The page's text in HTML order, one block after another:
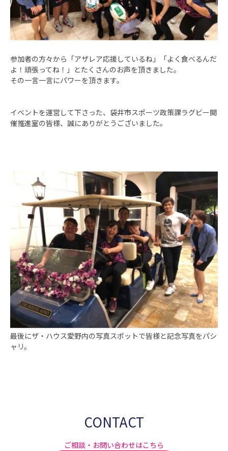
参加者の方々から「アザレア応援しているね」「よく食べるんだ
よ！頑張ってね！」とたくさんのお声を頂きました。
その一言一言にパワーを頂きます。
イベントを運営して下さった、袋井市スポーツ政策課ラグビー開
催推進室の皆様、誠にありがとうございました。
最後にザ・ハウス愛野内の写真スポットで皆様と記念写真をパシ
ャリ。
CONTACT
ご相談・お問い合わせはこちら